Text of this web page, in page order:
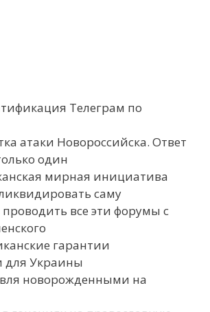
Телеграм по
атаки Новороссийска. Ответ
один
мирная инициатива
саму
все эти форумы с
гарантии
для Украины
новорожденными на